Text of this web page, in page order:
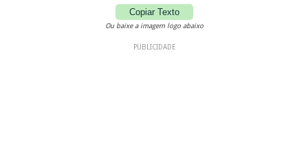
Copiar Texto
Ou baixe a imagem logo abaixo
PUBLICIDADE